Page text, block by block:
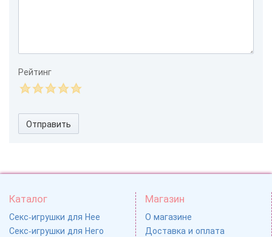
Рейтинг
Отправить
Каталог
Секс-игрушки для Нее
Секс-игрушки для Него
Магазин
О магазине
Доставка и оплата